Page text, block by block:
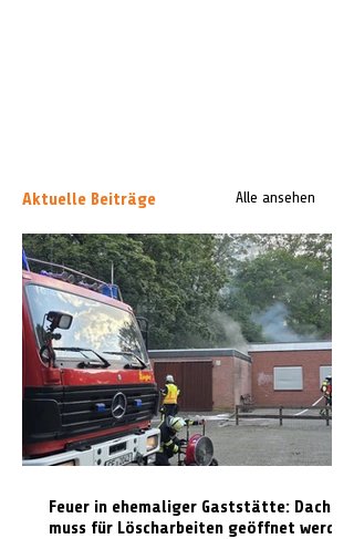
Aktuelle Beiträge Alle ansehen
Feuer in ehemaliger Gaststätte: Dach
muss für Löscharbeiten geöffnet werden